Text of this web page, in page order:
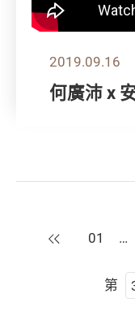
2019.09.16
何廣沛 x
上一頁
01 …
第